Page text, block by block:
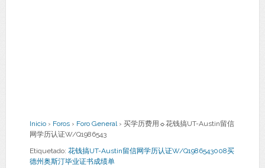
Inicio › Foros › Foro General › 买学历费用☼花钱搞UT-Austin留信
网学历认证W/Q1986543
Etiquetado: 花钱搞UT-Austin留信网学历认证W/Q1986543008买
德州奥斯汀毕业证书成绩单